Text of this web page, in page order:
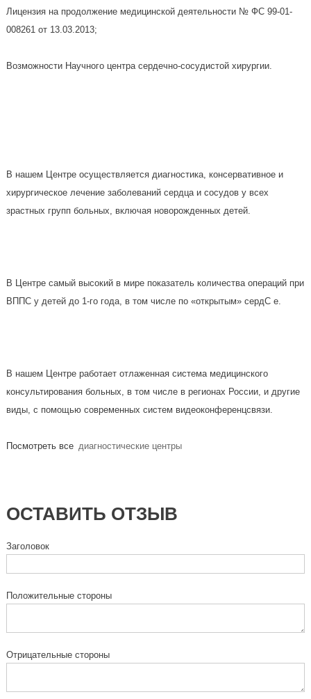
Лицензия на продолжение медицинской деятельности № ФС 99-01-
008261 от 13.03.2013;
Возможности Научного центра сердечно-сосудистой хирургии.
В нашем Центре осуществляется диагностика, консервативное и
хирургическое лечение заболеваний сердца и сосудов у всех
зрастных групп больных, включая новорожденных детей.
В Центре самый высокий в мире показатель количества операций при
ВППС у детей до 1-го года, в том числе по «открытым» сердС е.
В нашем Центре работает отлаженная система медицинского
консультирования больных, в том числе в регионах России, и другие
виды, с помощью современных систем видеоконференцсвязи.
Посмотреть все диагностические центры
ОСТАВИТЬ ОТЗЫВ
Заголовок
Положительные стороны
Отрицательные стороны